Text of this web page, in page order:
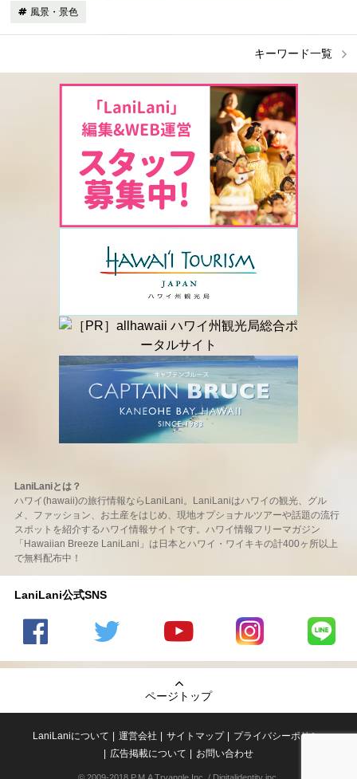
風景・景色
キーワード一覧
LaniLaniとは？
ハワイ(hawaii)の旅行情報ならLaniLani。LaniLaniはハワイの観光、グル
メ、ファッション、お土産をはじめ、現地オプショナルツアーや話題の流行
スポットを紹介するハワイ情報サイトです。ハワイ情報フリーマガジン
「Hawaiian Breeze LaniLani」は日本とハワイ・ワイキキの計400ヶ所以上
で無料配布中！
LaniLani公式SNS
の
のtwitter
の
Youtube
チャンネ
LaniLani
LaniLani
ページトップ
LaniLaniについて 運営会社 サイトマップ
プライバシーポリシー
広告掲載について
お問い合わせ